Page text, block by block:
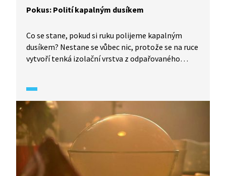
Pokus: Polití kapalným dusíkem
Co se stane, pokud si ruku polijeme kapalným
dusíkem? Nestane se vůbec nic, protože se na ruce
vytvoří tenká izolační vrstva z odpařovaného